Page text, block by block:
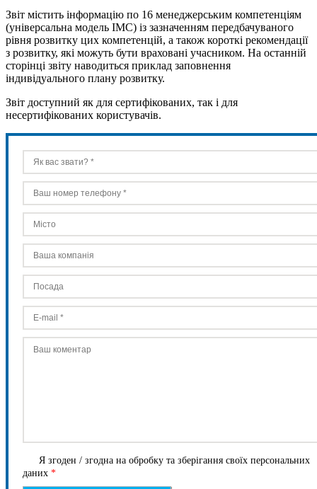
Звіт містить інформацію по 16 менеджерським компетенціям
(універсальна модель IMC) із зазначенням передбачуваного
рівня розвитку цих компетенцій, а також короткі рекомендації
з розвитку, які можуть бути враховані учасником. На останній
сторінці звіту наводиться приклад заповнення
індивідуального плану розвитку.
Звіт доступний як для сертифікованих, так і для
несертифікованих користувачів.
Я згоден / згодна на обробку та зберігання своїх персональних
даних *